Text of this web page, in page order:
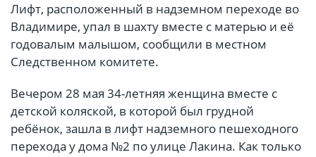
Лифт, расположенный в надземном переходе во
Владимире, упал в шахту вместе с матерью и её
годовалым малышом, сообщили в местном
Следственном комитете.
Вечером 28 мая 34-летняя женщина вместе с
детской коляской, в которой был грудной
ребёнок, зашла в лифт надземного пешеходного
перехода у дома №2 по улице Лакина. Как только